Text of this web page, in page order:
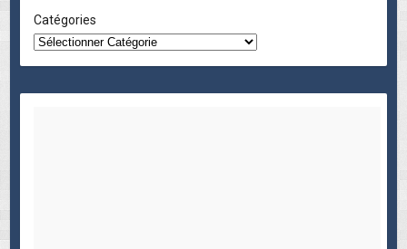
e
r
Catégories